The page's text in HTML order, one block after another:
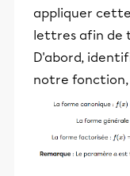
appliquer
lettres afin de
D'abord,
notre fonction,